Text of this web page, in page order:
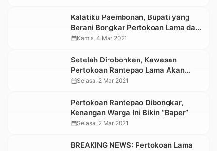
Kalatiku Paembonan, Bupati yang
Berani Bongkar Pertokoan Lama dan
Bantaran Sungai
calendar_monthKamis, 4 Mar 2021
Setelah Dirobohkan, Kawasan
Pertokoan Rantepao Lama Akan
Dijadikan Ruang Terbuka Hijau
calendar_monthSelasa, 2 Mar 2021
Pertokoan Rantepao Dibongkar,
Kenangan Warga Ini Bikin “Baper”
calendar_monthSelasa, 2 Mar 2021
BREAKING NEWS: Pertokoan Lama